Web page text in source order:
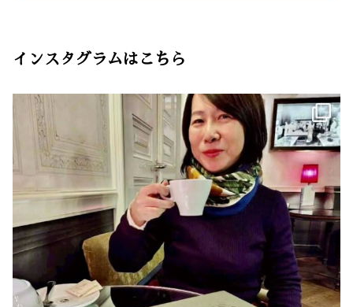
インスタグラムはこちら